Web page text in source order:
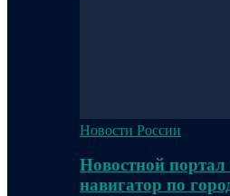
Новости России
Новостной
навигатор по